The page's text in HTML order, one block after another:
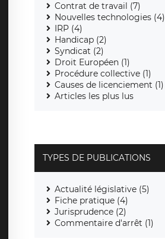
Contrat de travail (7)
Nouvelles technologies (4)
IRP (4)
Handicap (2)
Syndicat (2)
Droit Européen (1)
Procédure collective (1)
Causes de licenciement (1)
Articles les plus lus
TYPES DE PUBLICATIONS
Actualité législative (5)
Fiche pratique (4)
Jurisprudence (2)
Commentaire d'arrêt (1)